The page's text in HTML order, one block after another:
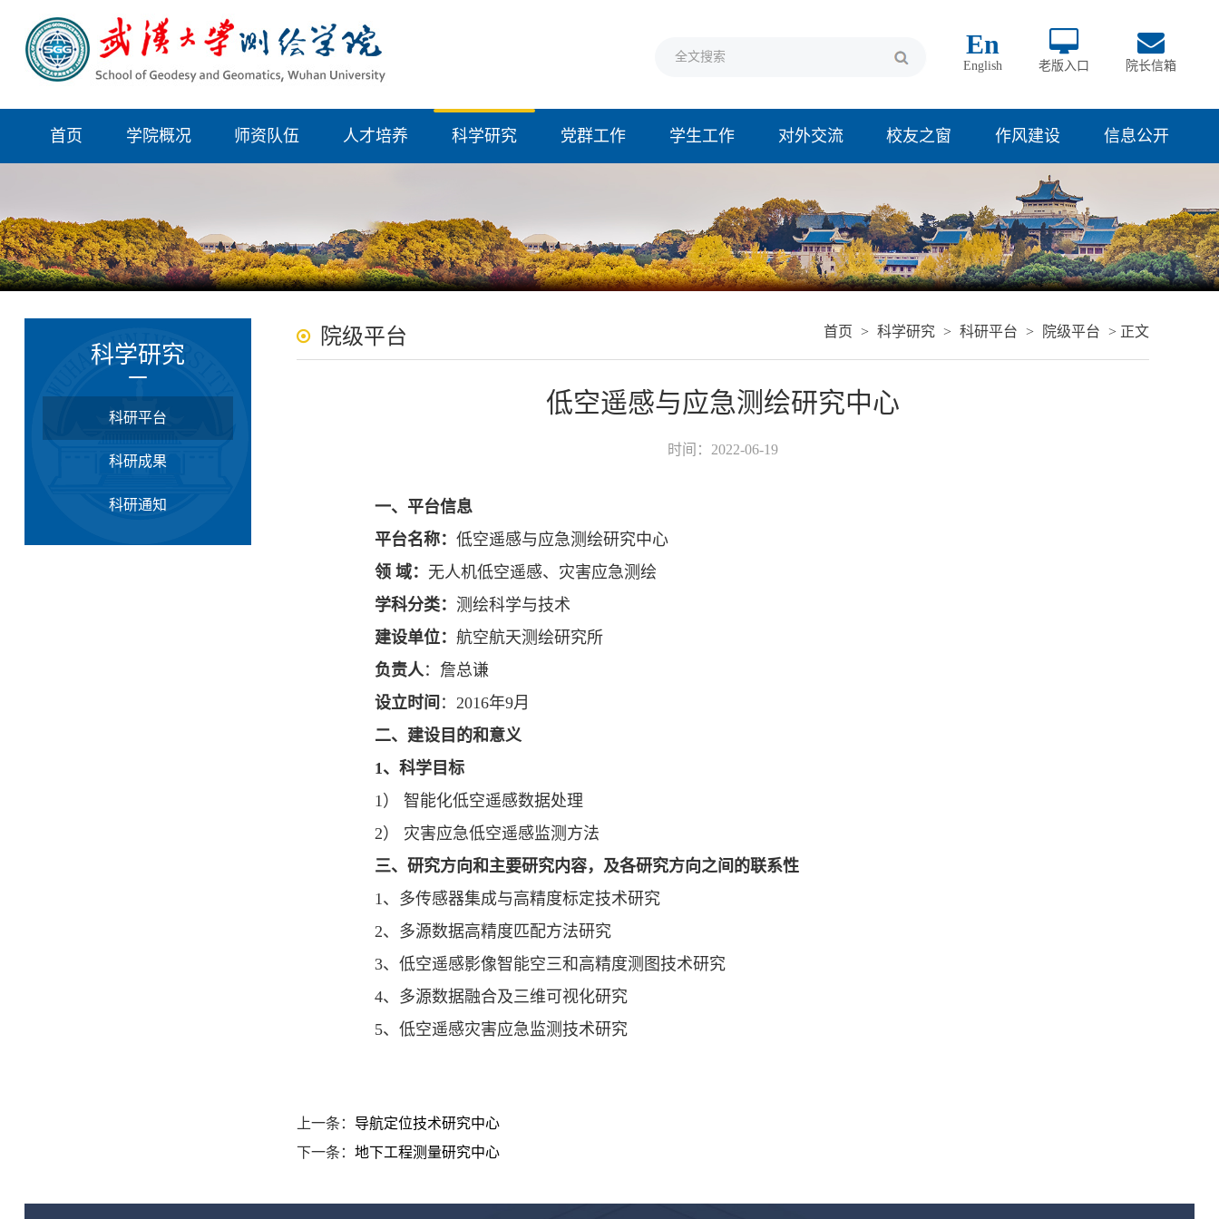
En
English 老版入口 院长信箱
首页 学院概况 师资队伍 人才培养 科学研究 党群工作 学生工作 对外交流 校友之窗 作风建设 信息公开
科学研究
科研平台
科研成果
科研通知
院级平台 首页 > 科学研究 > 科研平台 > 院级平台 > 正文
低空遥感与应急测绘研究中心
时间：2022-06-19
一、平台信息
平台名称： 低空遥感与应急测绘研究中心
领 域： 无人机低空遥感、灾害应急测绘
学科分类： 测绘科学与技术
建设单位： 航空航天测绘研究所
负责人：詹总谦
设立时间 ：2016年9月
二、建设目的和意义
1、科学目标
1） 智能化低空遥感数据处理
2） 灾害应急低空遥感监测方法
三、研究方向和主要研究内容，及各研究方向之间的联系性
1、多传感器集成与高精度标定技术研究
2、多源数据高精度匹配方法研究
3、低空遥感影像智能空三和高精度测图技术研究
4、多源数据融合及三维可视化研究
5、低空遥感灾害应急监测技术研究
上一条： 导航定位技术研究中心
下一条： 地下工程测量研究中心